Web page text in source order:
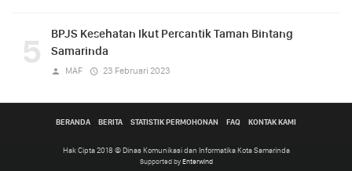
5
BPJS Kesehatan Ikut Percantik Taman Bintang
Samarinda
MAF 23 Februari 2023
BERANDA BERITA STATISTIK PERMOHONAN FAQ KONTAK KAMI
Hak Cipta 2018 © Dinas Komunikasi dan Informatika Kota Samarinda
Supported by Enterwind